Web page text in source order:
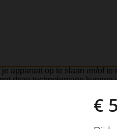
apparaat op te slaan en/of
deze technologieën
invloed hebben op bepaalde